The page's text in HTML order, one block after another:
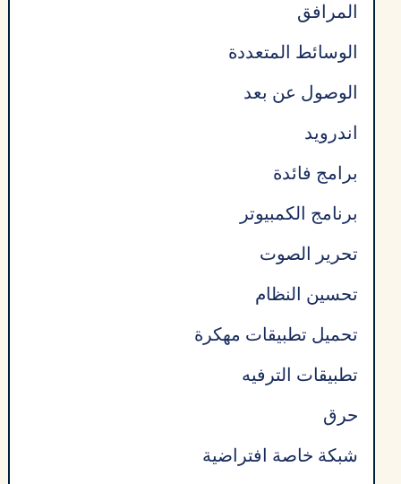
المرافق
الوسائط المتعددة
الوصول عن بعد
اندرويد
برامج فائدة
برنامج الكمبيوتر
تحرير الصوت
تحسين النظام
تحميل تطبيقات مهكرة
تطبيقات الترفيه
حرق
شبكة خاصة افتراضية